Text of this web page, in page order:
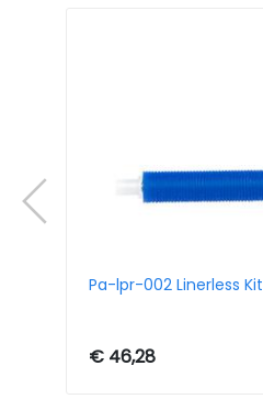
Pa-lpr-002 Linerless Kit
€ 46,28